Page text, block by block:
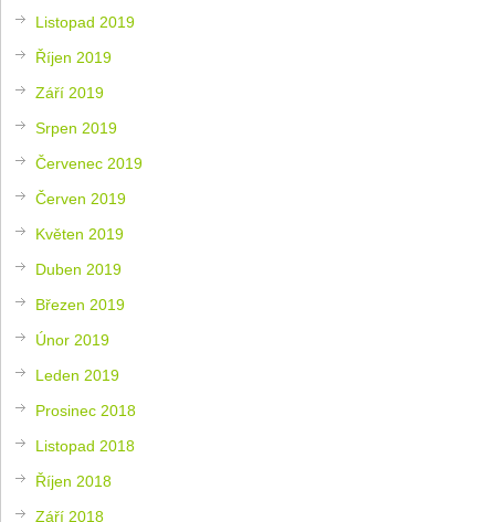
Listopad 2019
Říjen 2019
Září 2019
Srpen 2019
Červenec 2019
Červen 2019
Květen 2019
Duben 2019
Březen 2019
Únor 2019
Leden 2019
Prosinec 2018
Listopad 2018
Říjen 2018
Září 2018